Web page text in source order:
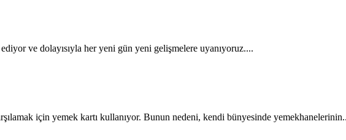
ve dolayısıyla her yeni gün yeni gelişmelere uyanıyoruz....
için yemek kartı kullanıyor. Bunun nedeni, kendi bünyesinde